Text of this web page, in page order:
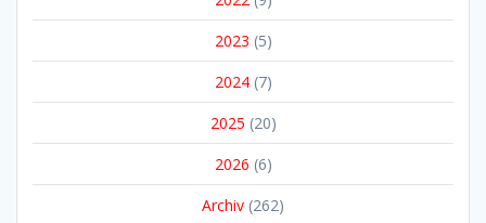
2023 (5)
2024(7)
2025 (20)
2026 (6)
Archiv (262)